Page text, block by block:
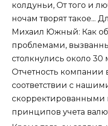
колдуньи, От того и
ночам творят такое...
Михаил Южный: Как
проблемами,
столкнулись около 30
Отчетность
соответствии с
принципов учета